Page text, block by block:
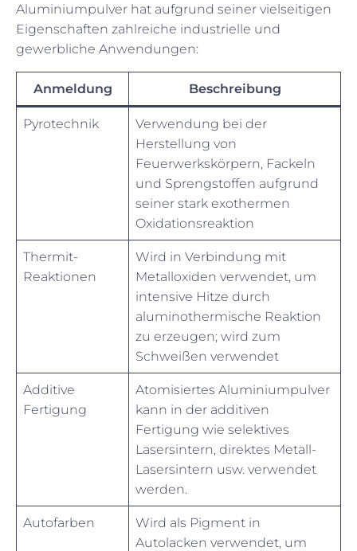
Aluminiumpulver hat aufgrund seiner vielseitigen
Eigenschaften zahlreiche industrielle und
gewerbliche Anwendungen:
Anmeldung Beschreibung
Pyrotechnik
Verwendung bei der
Herstellung von
Feuerwerkskörpern, Fackeln
und Sprengstoffen aufgrund
seiner stark exothermen
Oxidationsreaktion
Thermit-
Reaktionen
Wird in Verbindung mit
Metalloxiden verwendet, um
intensive Hitze durch
aluminothermische Reaktion
zu erzeugen; wird zum
Schweißen verwendet
Additive
Fertigung
Atomisiertes Aluminiumpulver
kann in der additiven
Fertigung wie selektives
Lasersintern, direktes Metall-
Lasersintern usw. verwendet
werden.
Autofarben
Wird als Pigment in
Autolacken verwendet, um